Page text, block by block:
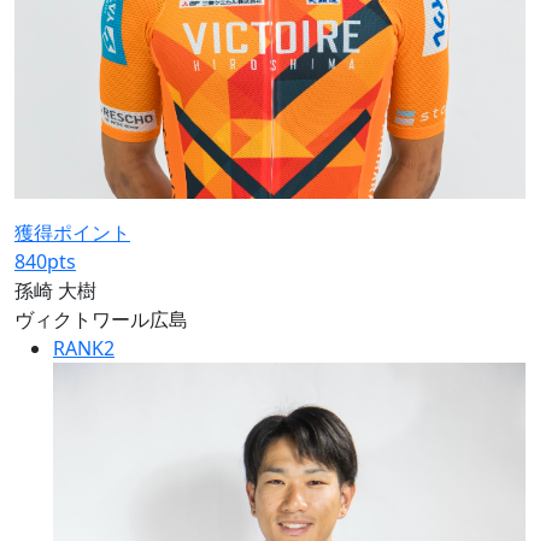
獲得ポイント
840pts
孫崎 大樹
ヴィクトワール広島
RANK2